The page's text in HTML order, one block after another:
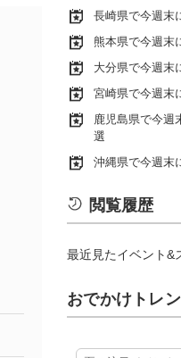
長崎県で今週末
熊本県で今週末
大分県で今週末
宮崎県で今週末
鹿児島県で今週
選
沖縄県で今週末
閲覧履歴
最近見たイベント&
おでかけトレ